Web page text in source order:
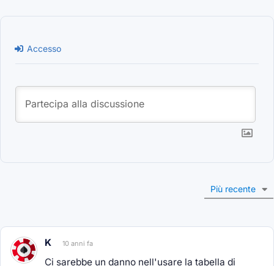
Accesso
Più recente
K 10 anni fa
Ci sarebbe un danno nell'usare la tabella di